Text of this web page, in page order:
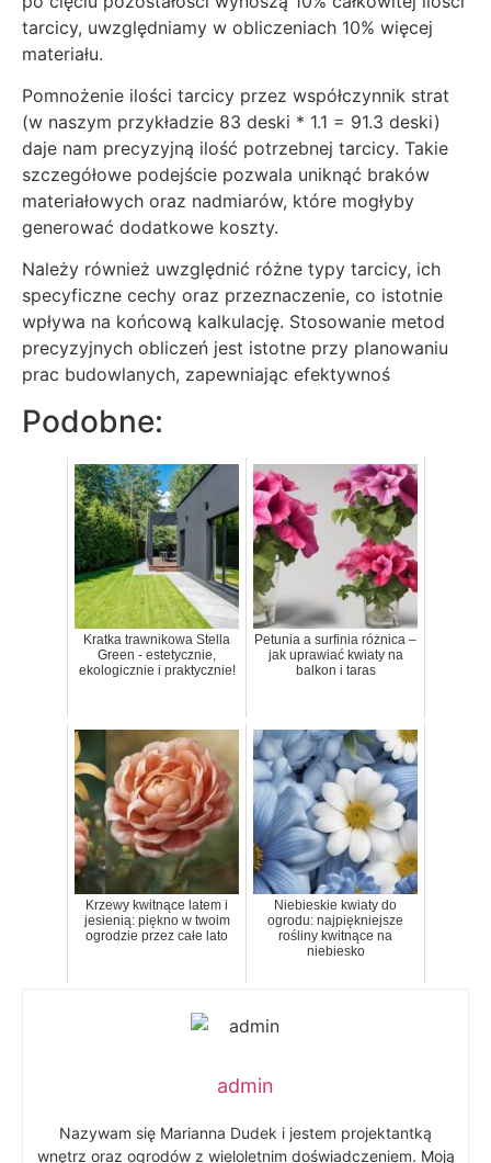
tarcicy, uwzględniamy w obliczeniach 10% więcej
materiału.
Pomnożenie ilości tarcicy przez współczynnik strat
(w naszym przykładzie 83 deski * 1.1 = 91.3 deski)
daje nam precyzyjną ilość potrzebnej tarcicy. Takie
szczegółowe podejście pozwala uniknąć braków
materiałowych oraz nadmiarów, które mogłyby
generować dodatkowe koszty.
Należy również uwzględnić różne typy tarcicy, ich
specyficzne cechy oraz przeznaczenie, co istotnie
wpływa na końcową kalkulację. Stosowanie metod
precyzyjnych obliczeń jest istotne przy planowaniu
prac budowlanych, zapewniając efektywnoś
Podobne:
Kratka trawnikowa Stella
Green - estetycznie,
ekologicznie i praktycznie!
Petunia a surfinia różnica –
jak uprawiać kwiaty na
balkon i taras
Krzewy kwitnące latem i
jesienią: piękno w twoim
ogrodzie przez całe lato
Niebieskie kwiaty do
ogrodu: najpiękniejsze
rośliny kwitnące na
niebiesko
admin
Nazywam się Marianna Dudek i jestem projektantką
wnętrz oraz ogrodów z wieloletnim doświadczeniem. Moją